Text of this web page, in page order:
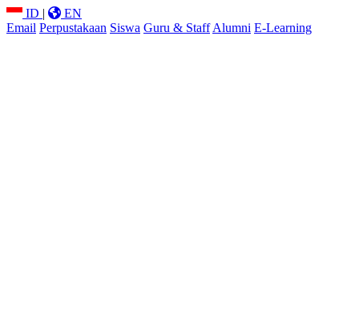
ID |
EN
Email Perpustakaan Siswa Guru & Staff Alumni E-Learning